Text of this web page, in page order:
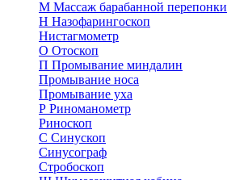
М Массаж барабанной перепонки
Н Назофарингоскоп
Нистагмометр
О Отоскоп
П Промывание миндалин
Промывание носа
Промывание уха
Р Риноманометр
Риноскоп
С Синускоп
Синусограф
Стробоскоп